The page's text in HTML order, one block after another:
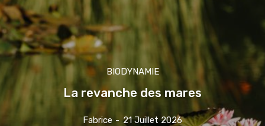
BIODYNAMIE
La revanche des mares
Fabrice - 21 Juillet 2026